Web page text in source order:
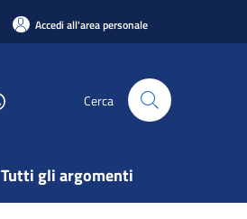
Accedi all'area personale
Cerca
Tutti gli argomenti